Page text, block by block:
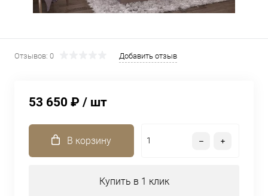
Отзывов: 0 Добавить отзыв
53 650 ₽ / шт
В корзину
Купить в 1 клик